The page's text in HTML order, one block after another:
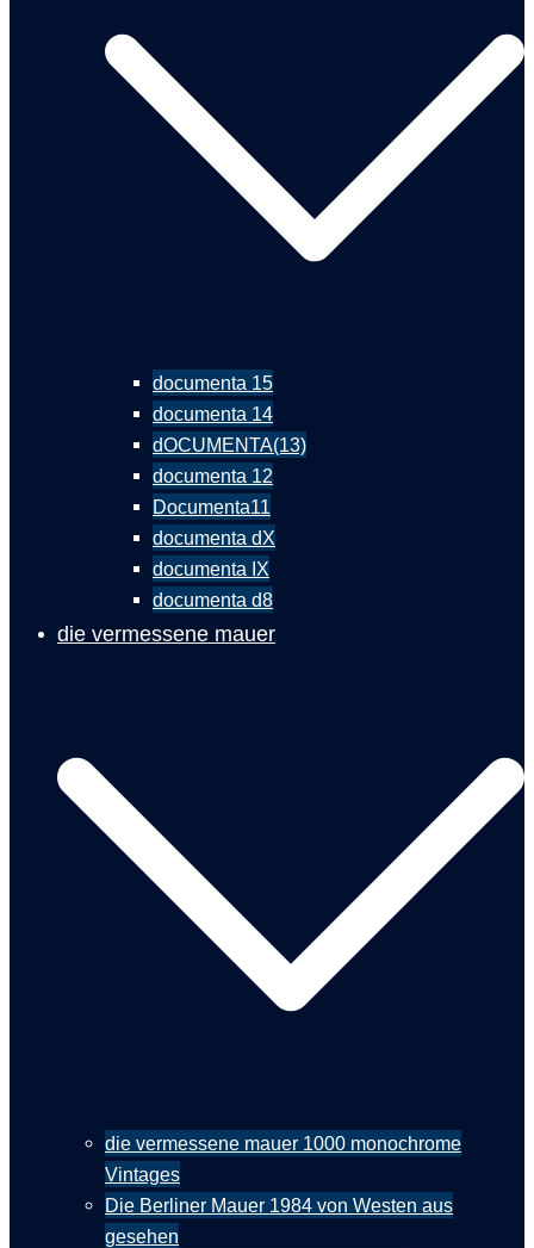
documenta 15
documenta 14
dOCUMENTA(13)
documenta 12
Documenta11
documenta dX
documenta IX
documenta d8
die vermessene mauer
die vermessene mauer 1000 monochrome
Vintages
Die Berliner Mauer 1984 von Westen aus
gesehen